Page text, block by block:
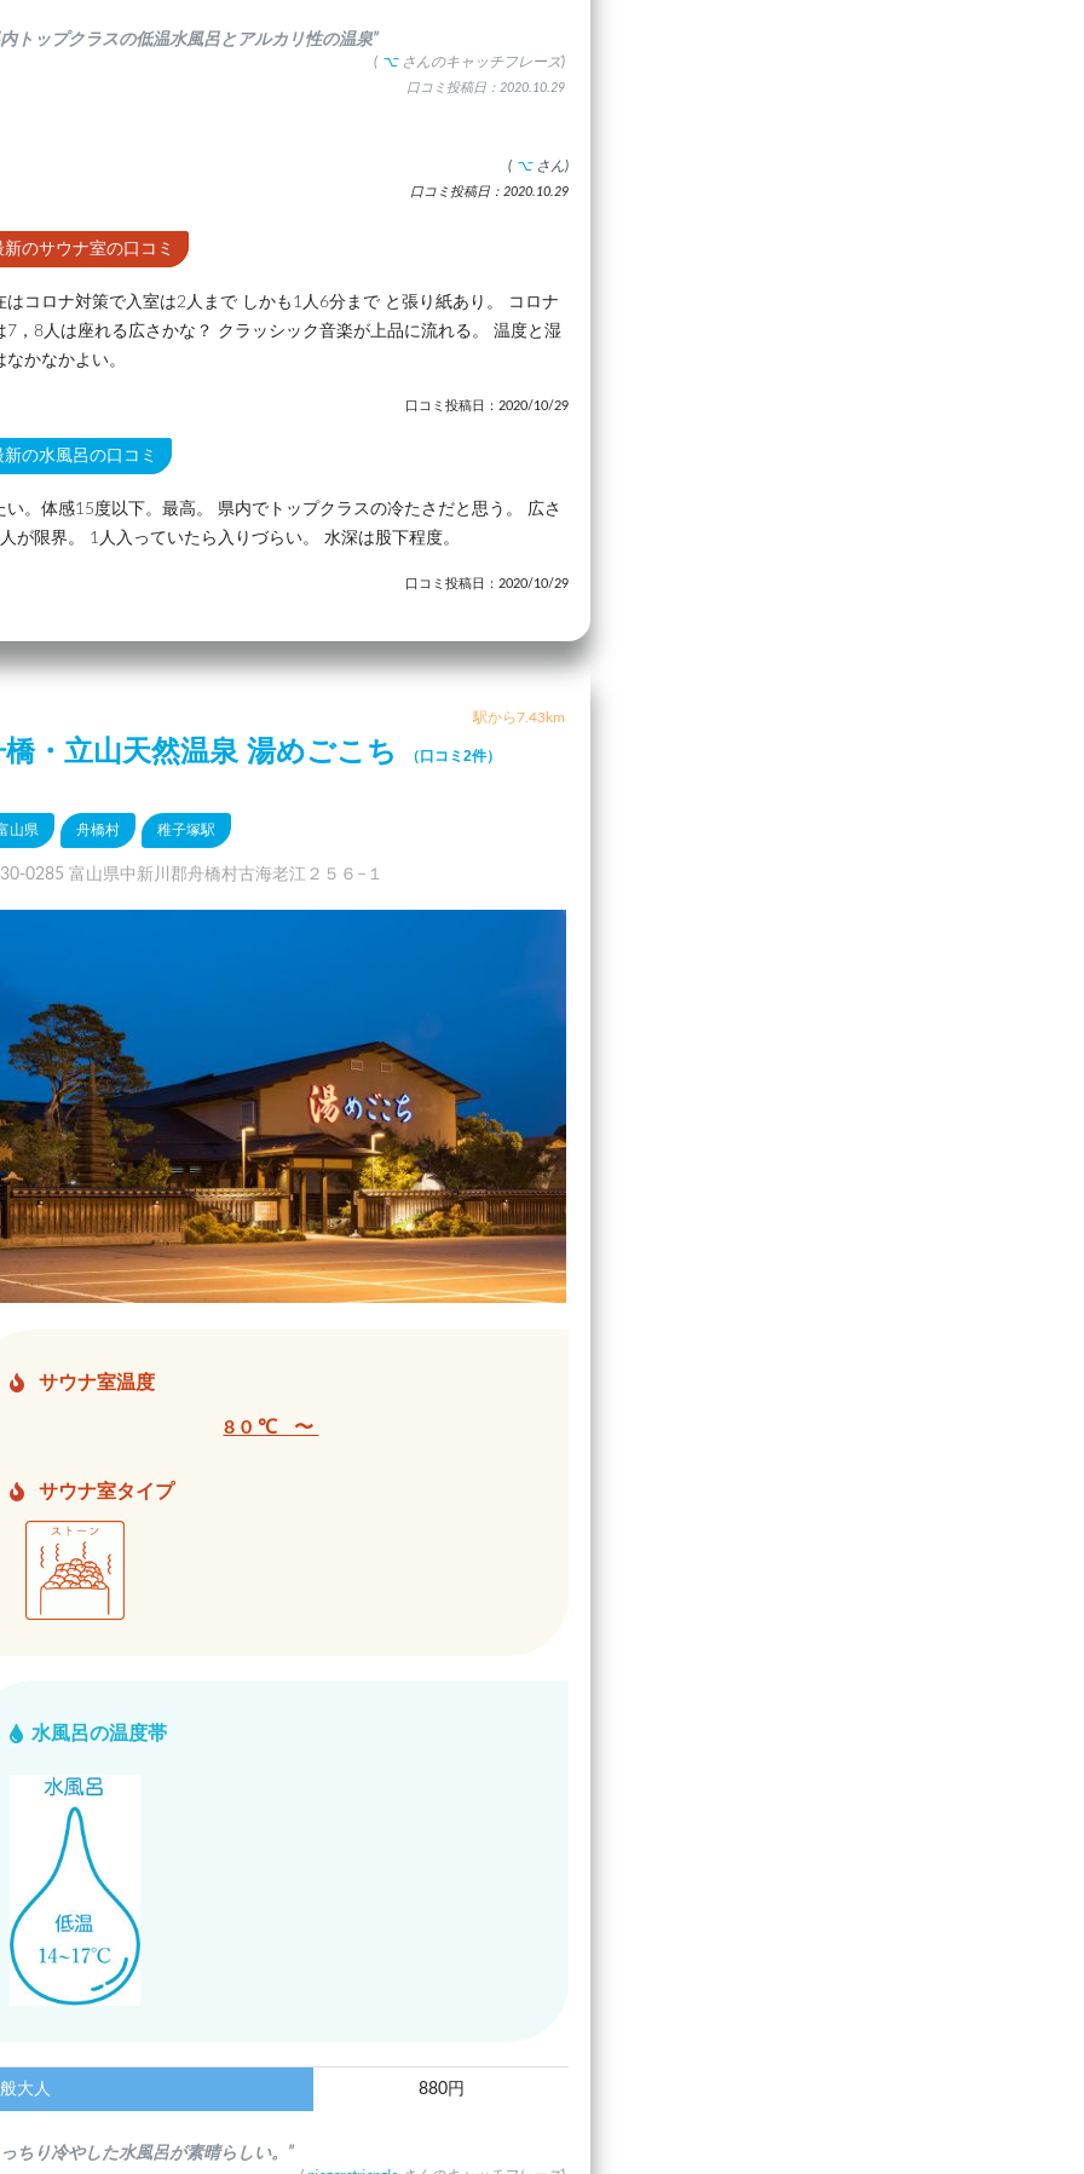
内トップクラスの低温水風呂とアルカリ性の温泉”
( ⌥ さんのキャッチフレーズ)
口コミ投稿日：2020.10.29
( ⌥ さん)
口コミ投稿日：2020.10.29
新のサウナ室の口コミ
はコロナ対策で入室は2人まで しかも1人6分まで と張り紙あり。 コロナ
7，8人は座れる広さかな？ クラッシック音楽が上品に流れる。 温度と湿
なかなかよい。
口コミ投稿日：2020/10/29
新の水風呂の口コミ
い。体感15度以下。最高。 県内でトップクラスの冷たさだと思う。 広さ
が限界。 1人入っていたら入りづらい。 水深は股下程度。
口コミ投稿日：2020/10/29
駅から7.43km
橋・立山天然温泉 湯めごこち （口コミ2件）
山県 舟橋村 稚子塚駅
0285 富山県中新川郡舟橋村古海老江２５６−１
サウナ室温度
80℃ 〜
サウナ室タイプ
水風呂の温度帯
大人 880円
ちり冷やした水風呂が素晴らしい。”